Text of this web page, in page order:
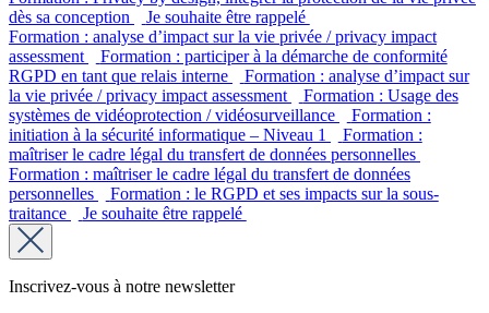
dès sa conception
Je souhaite être rappelé
Formation : analyse d’impact sur la vie privée / privacy impact
assessment
Formation : participer à la démarche de conformité
RGPD en tant que relais interne
Formation : analyse d’impact sur
la vie privée / privacy impact assessment
Formation : Usage des
systèmes de vidéoprotection / vidéosurveillance
Formation :
initiation à la sécurité informatique – Niveau 1
Formation :
maîtriser le cadre légal du transfert de données personnelles
Formation : maîtriser le cadre légal du transfert de données
personnelles
Formation : le RGPD et ses impacts sur la sous-
traitance
Je souhaite être rappelé
Inscrivez-vous à notre newsletter